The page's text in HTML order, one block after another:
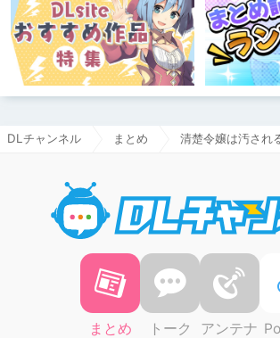
DLチャンネル まとめ 清楚令嬢は汚され
まとめ トーク アンテナ